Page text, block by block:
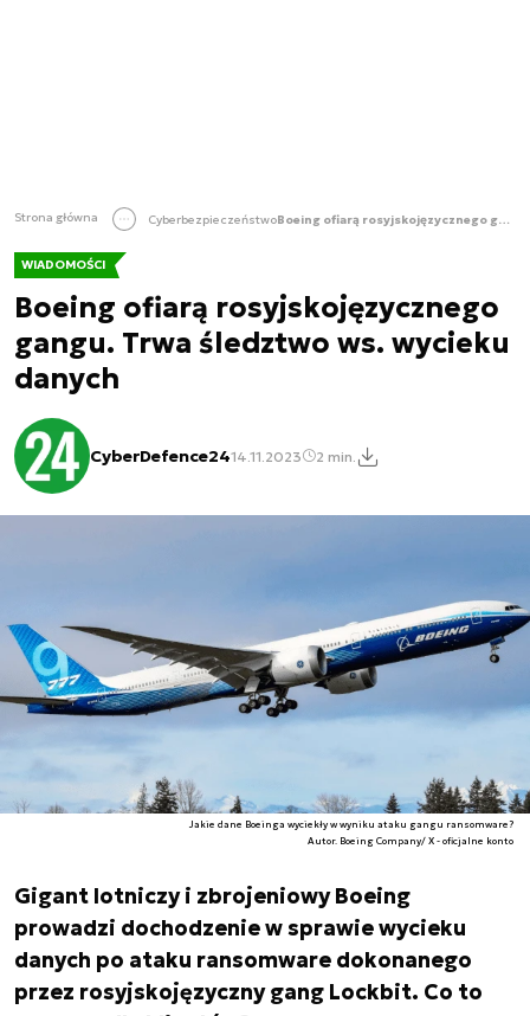
Strona główna Cyberbezpieczeństwo Boeing ofiarą rosyjskojęzycznego gangu. Trwa śledztwo ws. wycieku danych
WIADOMOŚCI
Boeing ofiarą rosyjskojęzycznego
gangu. Trwa śledztwo ws. wycieku
danych
CyberDefence2414.11.2023 2 min.
Jakie dane Boeinga wyciekły w wyniku ataku gangu ransomware?
Autor. Boeing Company/ X - oficjalne konto
Gigant lotniczy i zbrojeniowy Boeing
prowadzi dochodzenie w sprawie wycieku
danych po ataku ransomware dokonanego
przez rosyjskojęzyczny gang Lockbit. Co to